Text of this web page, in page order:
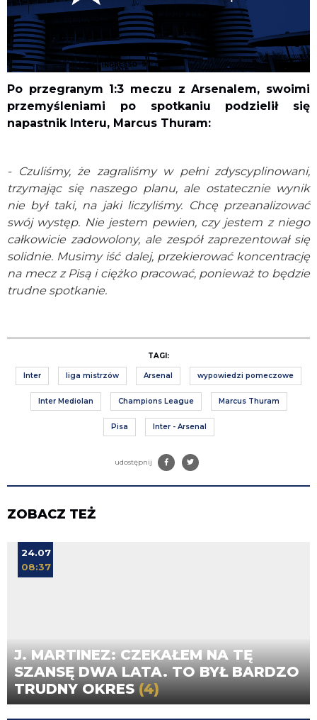
Po przegranym 1:3 meczu z Arsenalem, swoimi
przemyśleniami po spotkaniu podzielił się
napastnik Interu, Marcus Thuram:
- Czuliśmy, że zagraliśmy w pełni zdyscyplinowani,
trzymając się naszego planu, ale ostatecznie wynik
nie był taki, na jaki liczyliśmy. Chcę przeanalizować
swój występ. Nie jestem pewien, czy jestem z niego
całkowicie zadowolony, ale zespół zaprezentował się
solidnie. Musimy iść dalej, przekierować koncentrację
na mecz z Pisą i ciężko pracować, ponieważ to będzie
trudne spotkanie.
TAGI:
Inter liga mistrzów Arsenal wypowiedzi pomeczowe
Inter Mediolan Champions League Marcus Thuram
Pisa Inter - Arsenal
udostępnij
ZOBACZ TEŻ
J. MARTINEZ: CZEKAŁEM NA TĘ
SZANSĘ DWA LATA. TO BYŁ BARDZO
TRUDNY OKRES(4)
24.07
08:37